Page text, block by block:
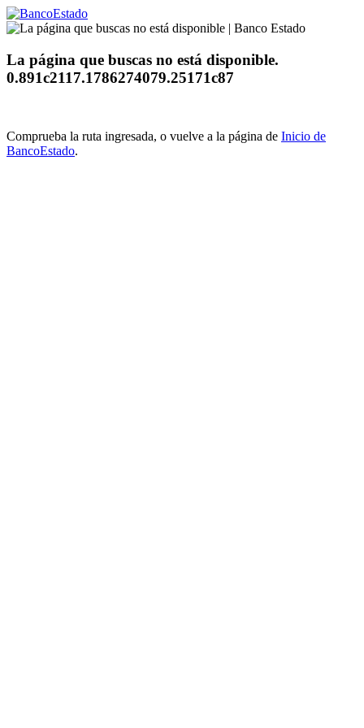
La página que buscas no está disponible.
0.891c2117.1786274079.25171c87
Comprueba la ruta ingresada, o vuelve a la página de Inicio de
BancoEstado.